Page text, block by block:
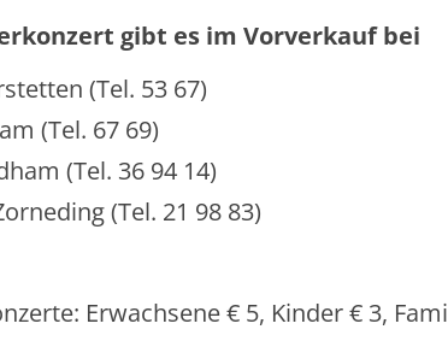
gibt es im Vorverkauf bei
(Tel. 53 67)
(Tel. 67 69)
(Tel. 36 94 14)
(Tel. 21 98 83)
Erwachsene € 5, Kinder € 3,